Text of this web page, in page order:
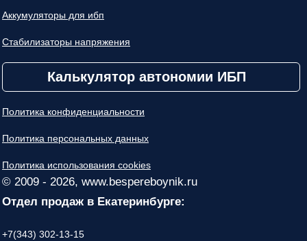
Аккумуляторы для ибп
Стабилизаторы напряжения
Калькулятор автономии ИБП
Политика конфиденциальности
Политика персональных данных
Политика использования cookies
© 2009 - 2026, www.bespereboynik.ru
Отдел продаж в Екатеринбурге:
+7(343) 302-13-15